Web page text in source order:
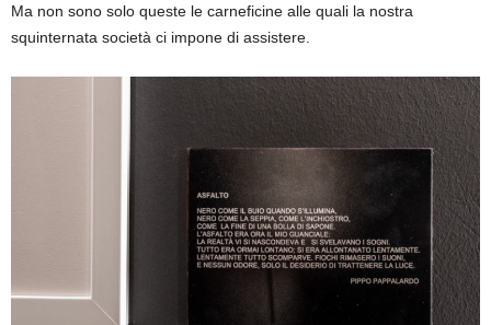
Ma non sono solo queste le carneficine alle quali la nostra
squinternata società ci impone di assistere.